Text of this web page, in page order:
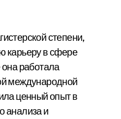
степени,
карьеру в сфере
работала
международной
ценный опыт в
анализа и